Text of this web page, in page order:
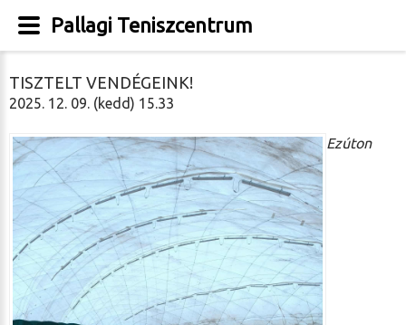
TISZTELT VENDÉGEINK!
2025. 12. 09. (kedd) 15.33
Ezúton
Pallagi Teniszcentrum